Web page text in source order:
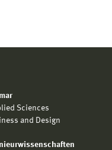
Sciences
and Design